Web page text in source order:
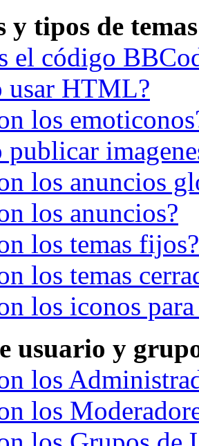
y tipos de temas
el código
usar HTML?
los
publicar
los anuncios
los anuncios?
los temas fijos?
los temas
los iconos
usuario y
los
los